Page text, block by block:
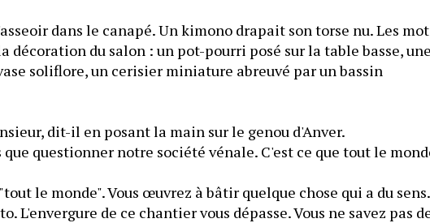
dans le canapé. Un kimono drapait son torse nu. Les
du salon : un pot-pourri posé sur la table basse, une
soliflore, un cerisier miniature abreuvé par un bassin
dit-il en posant la main sur le genou d'Anver.
questionner notre société vénale. C'est ce que tout le
le monde". Vous œuvrez à bâtir quelque chose qui a du sens.
L'envergure de ce chantier vous dépasse. Vous ne savez pas